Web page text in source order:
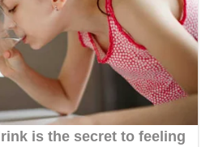
dirahasiakan, Reeves
fokus menggali sisi
dibandingkan film
banyak menyoroti sosok